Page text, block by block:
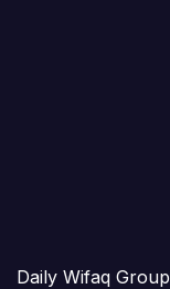
Daily Wifaq Group